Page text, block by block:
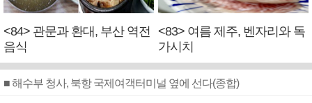
<84> 관문과 환대, 부산 역전
음식
<83> 여름 제주, 벤자리와 독
가시치
■ 해수부 청사, 북항 국제여객터미널 옆에 선다(종합)